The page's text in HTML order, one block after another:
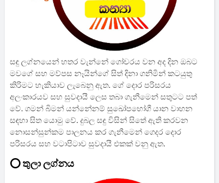
සඳු ලග්නයෙන් හතර වැන්නේ ගෝචරය වන අද දින ඔබට
මවගේ සහ මව්පස නෑයින්ගේ සිත් දිනා ගනිමින් කටයුතු
කිරිමට හැකියාව ලැබෙනු ඇත. ගේ දොර පරිසරය
අලංකාරයව සහ සුවදායී ලෙස තබා ගැනීමෙන් සතුටට පත්
වේ. ගමන් බිමන් යන්නේනම් සුඛෝපභෝගී යාන වාහන
සඳහා සිත යොමු වේ. දුබල සඳු විසින් සිතේ ඇති කරවන
නොසන්සුන්කම පාලනය කර ගැනීමෙන් ගෙදර දොර
පරිසරය සහ වටාපිටාව සුවදායී එකක් වනු ඇත.
⭕ තුලා ලග්නය